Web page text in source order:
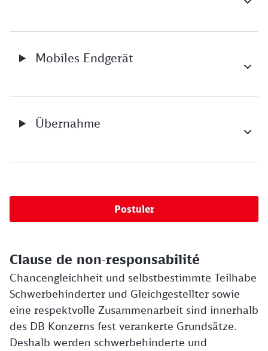
Mobiles Endgerät
Übernahme
Postuler
Clause de non-responsabilité
Chancengleichheit und selbstbestimmte Teilhabe
Schwerbehinderter und Gleichgestellter sowie
eine respektvolle Zusammenarbeit sind innerhalb
des DB Konzerns fest verankerte Grundsätze.
Deshalb werden schwerbehinderte und